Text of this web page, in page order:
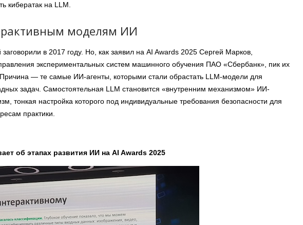
кибератак на LLM.
моделям ИИ
в 2017 году. Но, как заявил на AI Awards 2025 Сергей Марков,
экспериментальных систем машинного обучения ПАО «Сбербанк», пик их
— те самые ИИ-агенты, которыми стали обрастать LLM-модели для
задач. Самостоятельная LLM становится «внутренним механизмом» ИИ-
тонкая настройка которого под индивидуальные требования безопасности для
практики.
об этапах развития ИИ на AI Awards 2025